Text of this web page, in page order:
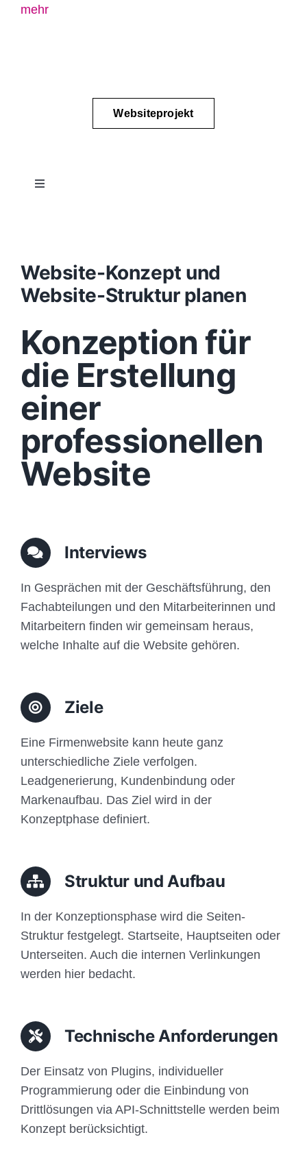
mehr
Websiteprojekt
Toggle
Konzept
Content
Funktionen
Aufbau
Anfrage
Website-Konzept und
Website-Struktur planen
Konzeption für
die Erstellung
einer
professionellen
Website
Interviews
In Gesprächen mit der Geschäftsführung, den
Fachabteilungen und den Mitarbeiterinnen und
Mitarbeitern finden wir gemeinsam heraus,
welche Inhalte auf die Website gehören.
Ziele
Eine Firmenwebsite kann heute ganz
unterschiedliche Ziele verfolgen.
Leadgenerierung, Kundenbindung oder
Markenaufbau. Das Ziel wird in der
Konzeptphase definiert.
Struktur und Aufbau
In der Konzeptionsphase wird die Seiten-
Struktur festgelegt. Startseite, Hauptseiten oder
Unterseiten. Auch die internen Verlinkungen
werden hier bedacht.
Technische Anforderungen
Der Einsatz von Plugins, individueller
Programmierung oder die Einbindung von
Drittlösungen via API-Schnittstelle werden beim
Konzept berücksichtigt.